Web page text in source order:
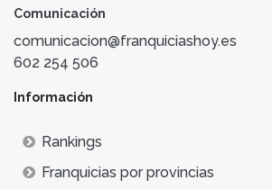
Comunicación
comunicacion@franquiciashoy.es
602 254 506
Información
Rankings
Franquicias por provincias